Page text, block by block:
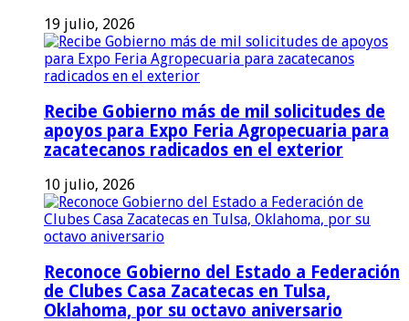
19 julio, 2026
Recibe Gobierno más de mil solicitudes de
apoyos para Expo Feria Agropecuaria para
zacatecanos radicados en el exterior
10 julio, 2026
Reconoce Gobierno del Estado a Federación
de Clubes Casa Zacatecas en Tulsa,
Oklahoma, por su octavo aniversario